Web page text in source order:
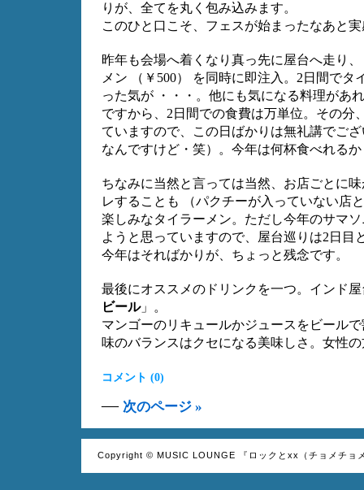
りが、全てを丸く包み込みます。
このひと口こそ、フェスが始まったなあと
昨年も会場へ着くなり真っ先に屋台へ走り
メン （￥500） を同時に即注入。2日間でタ
った気が ・・・。他にも気になる料理があ
ですから、2日間での食費は万単位。その分
ていますので、この日ばかりは無礼講でご
なんですけど・笑）。今年は何杯食べれる
ちなみに当然と言っては当然、お店ごとに
レすることも （パクチーが入っていない店
楽しみなタイラーメン。ただし今年のサマ
ようと思っていますので、屋台巡りは2日目
今年はそればかりが、ちょっと残念です。
最後にオススメのドリンクを一つ。インド
ビール」。
マンゴーのリキュールかジュースをビール
味のバランスはクセになる美味しさ。女性
コメント (0)
— 次のページ »
Copyright © MUSIC LOUNGE 『ロックとxx（チョメチョ